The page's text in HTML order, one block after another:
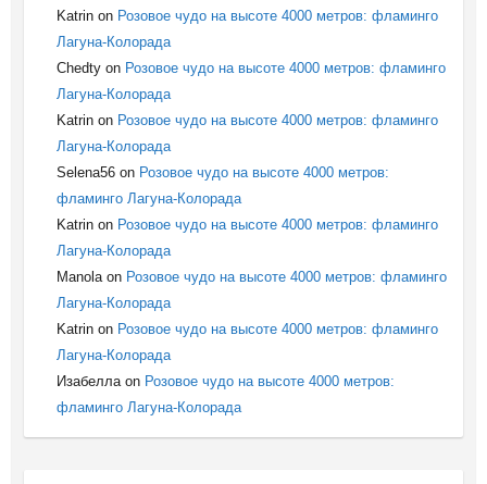
Katrinon Розовое чудо на высоте 4000 метров: фламинго
Лагуна-Колорада
Chedtyon Розовое чудо на высоте 4000 метров: фламинго
Лагуна-Колорада
Katrinon Розовое чудо на высоте 4000 метров: фламинго
Лагуна-Колорада
Selena56on Розовое чудо на высоте 4000 метров:
фламинго Лагуна-Колорада
Katrinon Розовое чудо на высоте 4000 метров: фламинго
Лагуна-Колорада
Manolaon Розовое чудо на высоте 4000 метров: фламинго
Лагуна-Колорада
Katrinon Розовое чудо на высоте 4000 метров: фламинго
Лагуна-Колорада
Изабеллаon Розовое чудо на высоте 4000 метров:
фламинго Лагуна-Колорада